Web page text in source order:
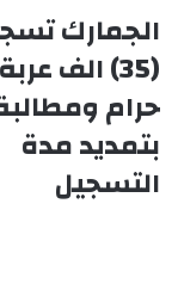
الجمارك
تسجل
(35)
الف
عربة
بوكو
حرام
ومطالبة
الجمارك
(35) الف
حرام
بتمديد مدة
التسجيل